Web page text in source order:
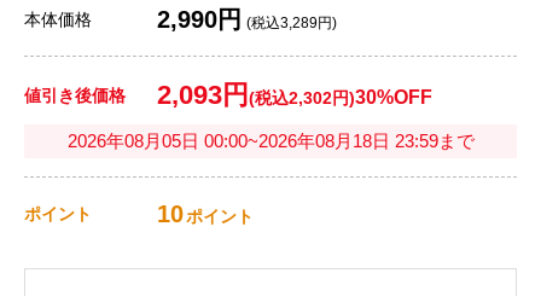
本体価格 2,990円 (税込3,289円)
値引き後価格 2,093円 (税込2,302円)30%OFF
2026年08月05日 00:00~2026年08月18日 23:59まで
ポイント 10ポイント